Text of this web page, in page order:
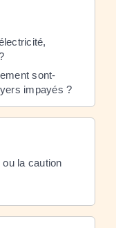
sont-
impayés ?
la caution